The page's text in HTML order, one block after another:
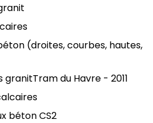
(droites, courbes, hautes,
granitTram du Havre - 2011
béton CS2